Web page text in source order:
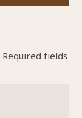
Required fields